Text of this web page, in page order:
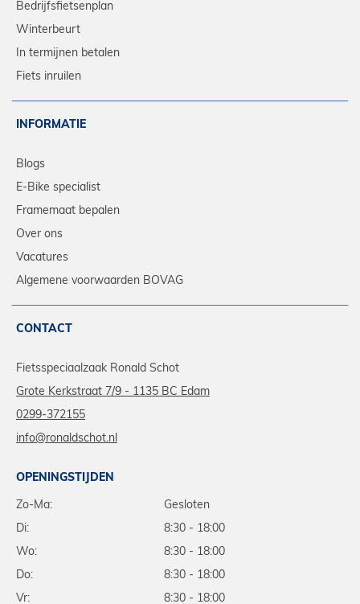
Bedrijfsfietsenplan
Winterbeurt
In termijnen betalen
Fiets inruilen
INFORMATIE
Blogs
E-Bike specialist
Framemaat bepalen
Over ons
Vacatures
Algemene voorwaarden BOVAG
CONTACT
Fietsspeciaalzaak Ronald Schot
Grote Kerkstraat 7/9 - 1135 BC Edam
0299-372155
info@ronaldschot.nl
OPENINGSTIJDEN
Zo-Ma:
Gesloten
Di:
8:30 - 18:00
Wo:
8:30 - 18:00
Do:
8:30 - 18:00
Vr:
8:30 - 18:00